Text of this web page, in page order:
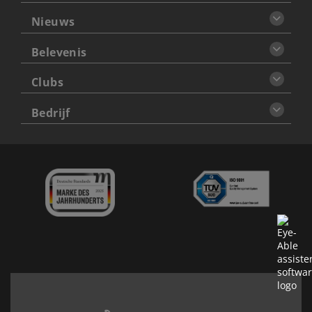
Nieuws
Belevenis
Clubs
Bedrijf